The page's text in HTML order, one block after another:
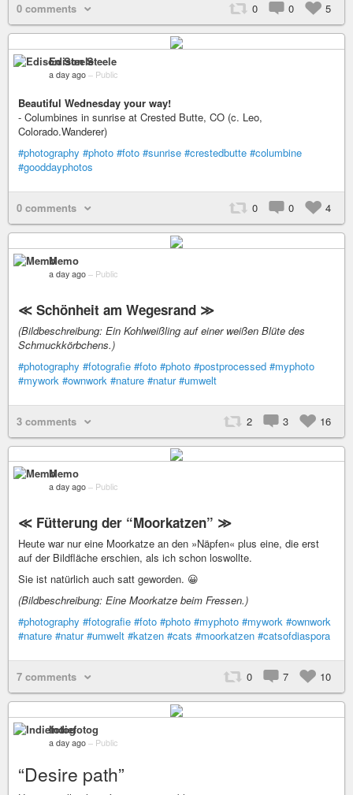
0 comments 0 0 5
Edison Steele
a day ago – Public
Beautiful Wednesday your way!
- Columbines in sunrise at Crested Butte, CO (c. Leo,
Colorado.Wanderer)
#photography #photo #foto #sunrise #crestedbutte #columbine
#gooddayphotos
0 comments 0 0 4
Memo
a day ago – Public
≪ Schönheit am Wegesrand ≫
(Bildbeschreibung: Ein Kohlweißling auf einer weißen Blüte des
Schmuckkörbchens.)
#photography #fotografie #foto #photo #postprocessed #myphoto
#mywork #ownwork #nature #natur #umwelt
3 comments 2 3 16
Memo
a day ago – Public
≪ Fütterung der “Moorkatzen” ≫
Heute war nur eine Moorkatze an den »Näpfen« plus eine, die erst
auf der Bildfläche erschien, als ich schon loswollte.
Sie ist natürlich auch satt geworden. 😀
(Bildbeschreibung: Eine Moorkatze beim Fressen.)
#photography #fotografie #foto #photo #myphoto #mywork #ownwork
#nature #natur #umwelt #katzen #cats #moorkatzen #catsofdiaspora
7 comments 0 7 10
Indiefotog
a day ago – Public
“Desire path”